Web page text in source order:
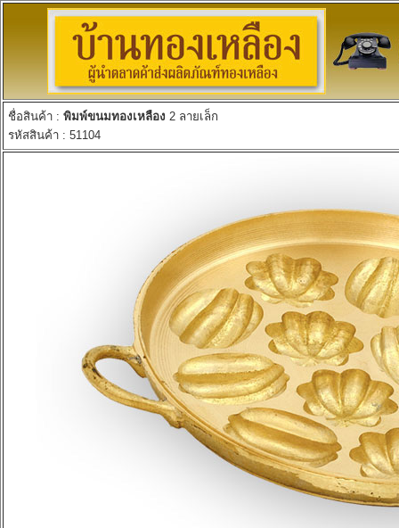
ชื่อสินค้า : พิมพ์ขนมทองเหลือง 2 ลายเล็ก
รหัสสินค้า : 51104